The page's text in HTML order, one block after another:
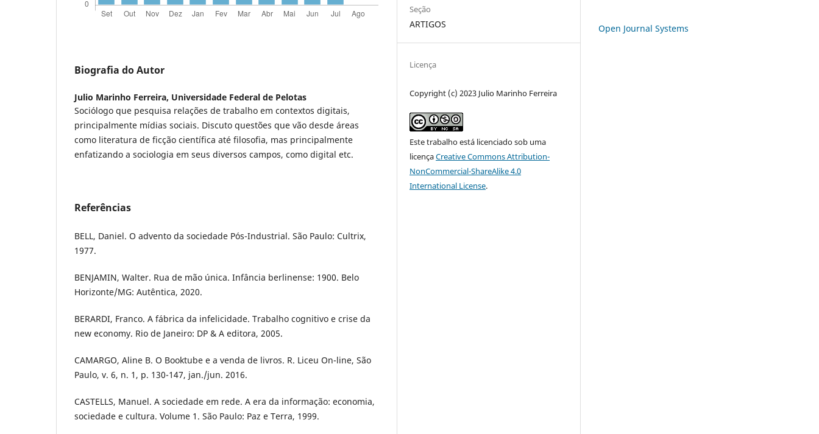
Biografia do Autor
Julio Marinho Ferreira, Universidade Federal de Pelotas
Sociólogo que pesquisa relações de trabalho em contextos digitais,
principalmente mídias sociais. Discuto questões que vão desde áreas
como literatura de ficção científica até filosofia, mas principalmente
enfatizando a sociologia em seus diversos campos, como digital etc.
Referências
BELL, Daniel. O advento da sociedade Pós-Industrial. São Paulo: Cultrix,
1977.
BENJAMIN, Walter. Rua de mão única. Infância berlinense: 1900. Belo
Horizonte/MG: Autêntica, 2020.
BERARDI, Franco. A fábrica da infelicidade. Trabalho cognitivo e crise da
new economy. Rio de Janeiro: DP & A editora, 2005.
CAMARGO, Aline B. O Booktube e a venda de livros. R. Liceu On-line, São
Paulo, v. 6, n. 1, p. 130-147, jan./jun. 2016.
CASTELLS, Manuel. A sociedade em rede. A era da informação: economia,
sociedade e cultura. Volume 1. São Paulo: Paz e Terra, 1999.
Seção
ARTIGOS
Licença
Copyright (c) 2023 Julio Marinho Ferreira
Este trabalho está licenciado sob uma
licençaCreative Commons Attribution-
NonCommercial-ShareAlike 4.0
International License.
Open Journal Systems